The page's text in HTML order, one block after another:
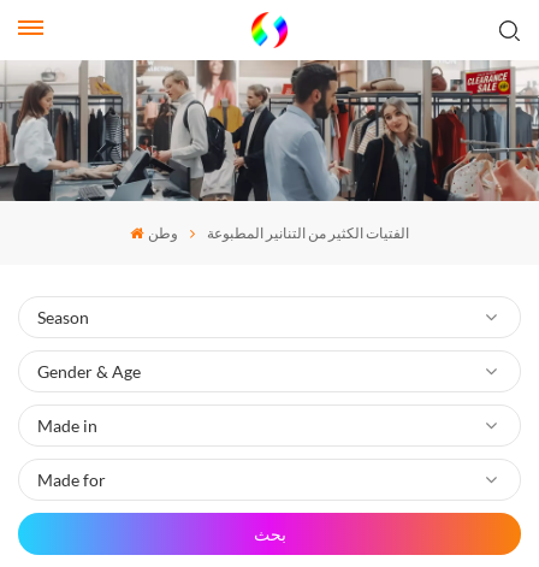
وطن الفتيات الكثير من التنانير المطبوعة
بحث